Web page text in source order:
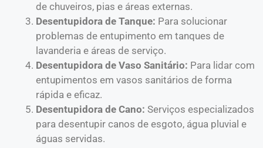
de chuveiros, pias e áreas externas.
Desentupidora de Tanque: Para solucionar
problemas de entupimento em tanques de
lavanderia e áreas de serviço.
Desentupidora de Vaso Sanitário: Para lidar com
entupimentos em vasos sanitários de forma
rápida e eficaz.
Desentupidora de Cano: Serviços especializados
para desentupir canos de esgoto, água pluvial e
águas servidas.